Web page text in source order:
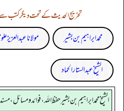
تخریج الحدیث کے تحت دیگر کتب
محمد ابراہیم بن بشیر
مولانا عبد العزیز
الشیخ عبدالستار الحماد
الشيخ محمد ابراهيم بن بشير حفظ الله، فوائد و مسائل،